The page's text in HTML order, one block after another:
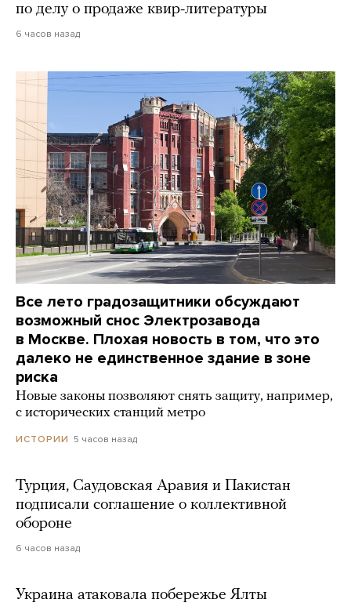
по делу о продаже квир-литературы
6 часов назад
Все лето градозащитники обсуждают
возможный снос Электрозавода
в Москве. Плохая новость в том, что это
далеко не единственное здание в зоне
риска
Новые законы позволяют снять защиту, например,
с исторических станций метро
ИСТОРИИ 5 часов назад
Турция, Саудовская Аравия и Пакистан
подписали соглашение о коллективной
обороне
6 часов назад
Украина атаковала побережье Ялты